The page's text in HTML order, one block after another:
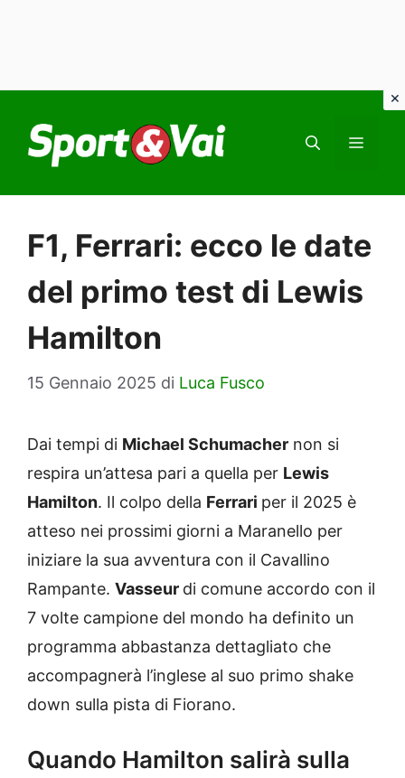
contenuto
F1, Ferrari: ecco le date
del primo test di Lewis
Hamilton
15 Gennaio 2025 di Luca Fusco
Dai tempi di Michael Schumacher non si
respira un’attesa pari a quella per Lewis
Hamilton. Il colpo della Ferrari per il 2025 è
atteso nei prossimi giorni a Maranello per
iniziare la sua avventura con il Cavallino
Rampante. Vasseur di comune accordo con il
7 volte campione del mondo ha definito un
programma abbastanza dettagliato che
accompagnerà l’inglese al suo primo shake
down sulla pista di Fiorano.
Quando Hamilton salirà sulla